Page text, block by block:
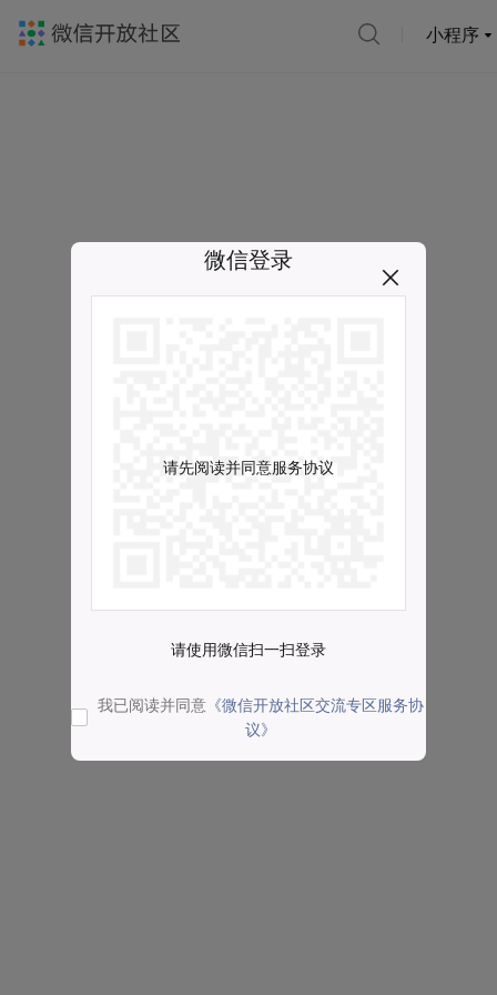
小程序
微信登录
请先阅读并同意服务协议
请使用微信扫一扫登录
我已阅读并同意 《微信开放社区交流专区服务协
议》